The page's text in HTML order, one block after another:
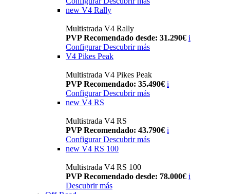
new V4 Rally
Multistrada V4 Rally
PVP Recomendado desde: 31.290€ i
Configurar Descubrir más
V4 Pikes Peak
Multistrada V4 Pikes Peak
PVP Recomendado: 35.490€ i
Configurar Descubrir más
new V4 RS
Multistrada V4 RS
PVP Recomendado: 43.790€ i
ConfigurarDescubrir más
new V4 RS 100
Multistrada V4 RS 100
PVP Recomendado desde: 78.000€ i
Descubrir más